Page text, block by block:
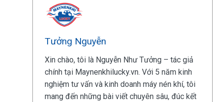
Tưởng Nguyễn
Xin chào, tôi là Nguyễn Như Tưởng – tác giả
chính tại Maynenkhilucky.vn. Với 5 năm kinh
nghiệm tư vấn và kinh doanh máy nén khí, tôi
mang đến những bài viết chuyên sâu, đúc kết